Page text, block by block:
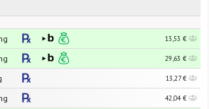
13,53 €
29,63 €
13,27 €
42,04 €